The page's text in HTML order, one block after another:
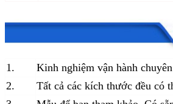
1.
Kinh nghiệm vận hành
2.
Tất cả các kích thước đều có